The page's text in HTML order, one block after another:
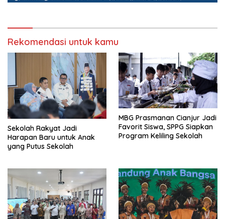
Rekomendasi untuk kamu
Sekolah Rakyat Jadi
Harapan Baru untuk Anak
yang Putus Sekolah
MBG Prasmanan Cianjur Jadi
Favorit Siswa, SPPG Siapkan
Program Keliling Sekolah